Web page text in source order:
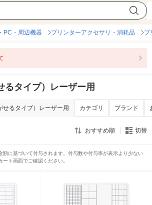
せるタイプ）レーザー用 ブランド
PC・周辺機器 プリンターアクセサリ・消耗品 プ
るタイプ）レーザー用
せるタイプ）レーザー用 カテゴリ ブランド
おすすめ順 切替
額に基づいて付与されます。付与数や付与率が表示より少ない
ト画面でご確認ください。